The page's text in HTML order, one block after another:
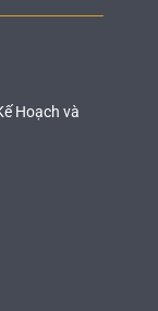
Hoạch và